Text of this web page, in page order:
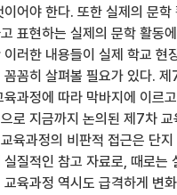
이어야 한다. 또한 실제의 문
표현하는 실제의 문학 활동
이러한 내용들이 실제 학교 현
꼼꼼히 살펴볼 필요가 있다.
육과정에 따라 막바지에 이르
로 지금까지 논의된 제7차
육과정의 비판적 접근은 단
실질적인 참고 자료로, 때로는
교육과정 역시도 급격하게 변